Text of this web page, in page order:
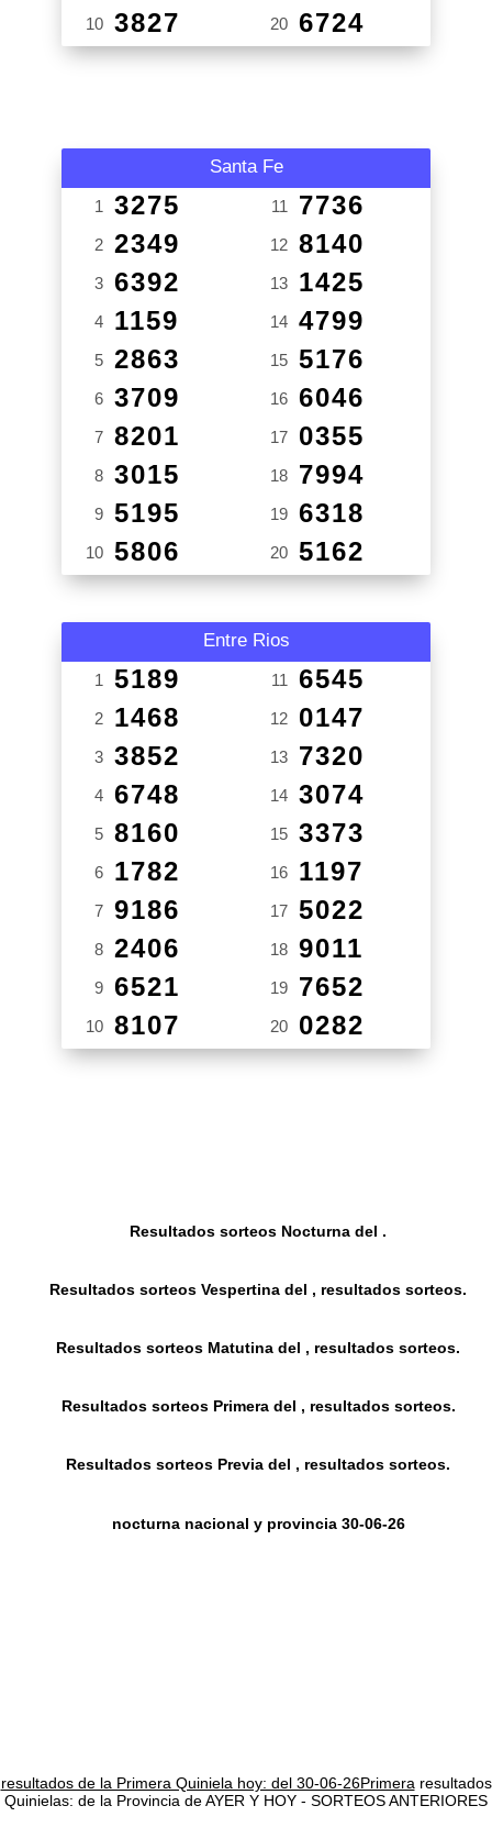
10 3827 20 6724
Santa Fe
1 3275
2 2349
3 6392
4 1159
5 2863
6 3709
7 8201
8 3015
9 5195
10 5806
11 7736
12 8140
13 1425
14 4799
15 5176
16 6046
17 0355
18 7994
19 6318
20 5162
Entre Rios
1 5189
2 1468
3 3852
4 6748
5 8160
6 1782
7 9186
8 2406
9 6521
10 8107
11 6545
12 0147
13 7320
14 3074
15 3373
16 1197
17 5022
18 9011
19 7652
20 0282
Resultados sorteos Nocturna del .
Resultados sorteos Vespertina del , resultados sorteos.
Resultados sorteos Matutina del , resultados sorteos.
Resultados sorteos Primera del , resultados sorteos.
Resultados sorteos Previa del , resultados sorteos.
nocturna nacional y provincia 30-06-26
resultados de la Primera Quiniela hoy: del 30-06-26Primera resultados
Quinielas: de la Provincia de AYER Y HOY - SORTEOS ANTERIORES